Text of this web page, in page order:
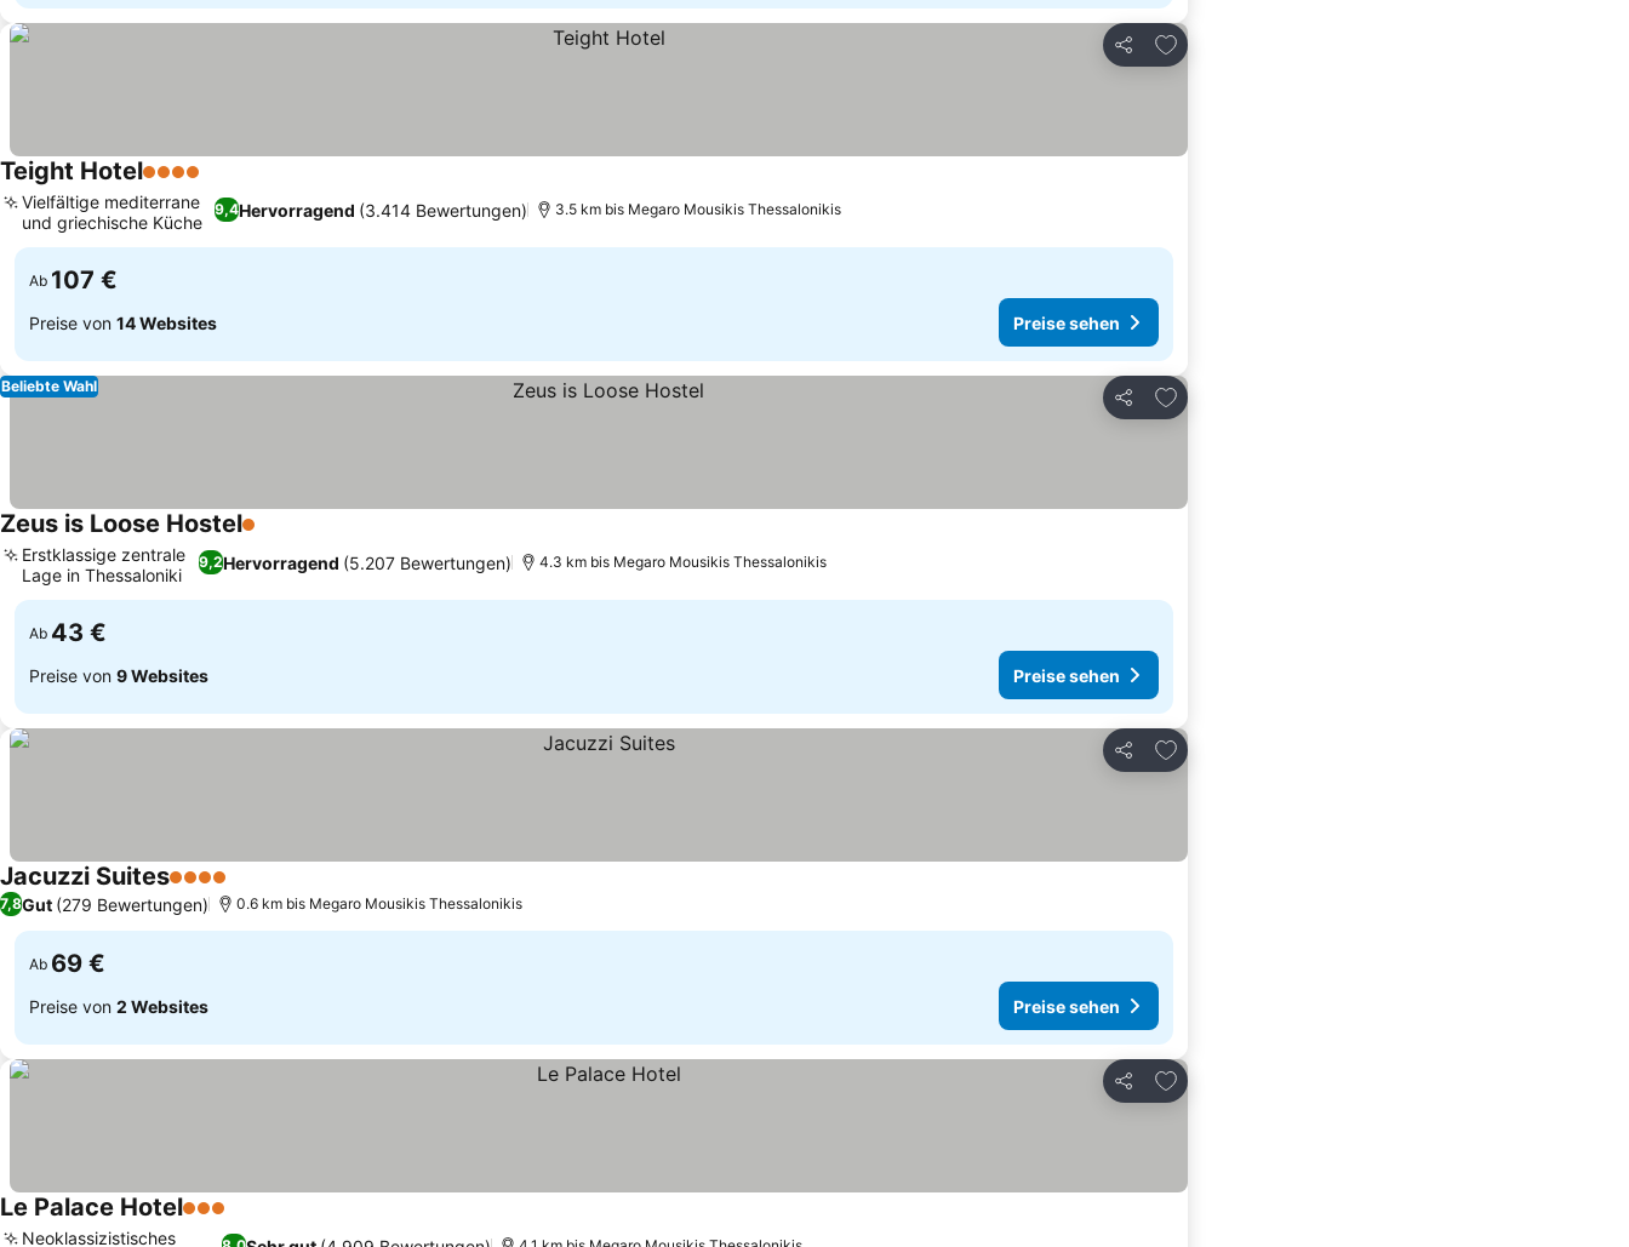
Teilen
Zu Favoriten hinzufügen
Teight Hotel4 Sterne
9,4Hervorragend (3.414 Bewertungen)
Vielfältige mediterrane
und griechische Küche
3.5 km bis Megaro Mousikis Thessalonikis
Ab 107 €
Preise von 14 Websites Preise sehen
Teilen
Zu Favoriten hinzufügen
Beliebte Wahl
Zeus is Loose Hostel1 Sterne
9,2Hervorragend (5.207 Bewertungen)
Erstklassige zentrale
Lage in Thessaloniki
4.3 km bis Megaro Mousikis Thessalonikis
Ab 43 €
Preise von 9 Websites Preise sehen
Teilen
Zu Favoriten hinzufügen
Jacuzzi Suites4 Sterne
7,8Gut (279 Bewertungen) 0.6 km bis Megaro Mousikis Thessalonikis
Ab 69 €
Preise von 2 Websites Preise sehen
Teilen
Zu Favoriten hinzufügen
Le Palace Hotel3 Sterne
Neoklassizistisches